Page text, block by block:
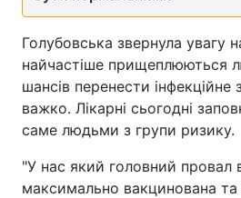
Голубовська звернула увагу
найчастіше прищеплюються
шансів перенести інфекційне
важко. Лікарні сьогодні
саме людьми з групи ризику.
"У нас який головний
максимально вакцинована та